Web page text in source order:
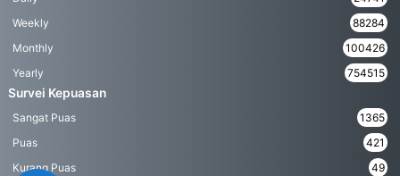
Weekly
88284
Monthly
100426
Yearly
754515
Survei Kepuasan
Sangat Puas
1365
Puas
421
Kurang Puas
49